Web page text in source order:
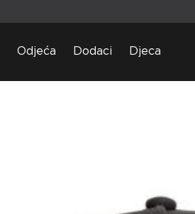
Odjeća Dodaci Djeca